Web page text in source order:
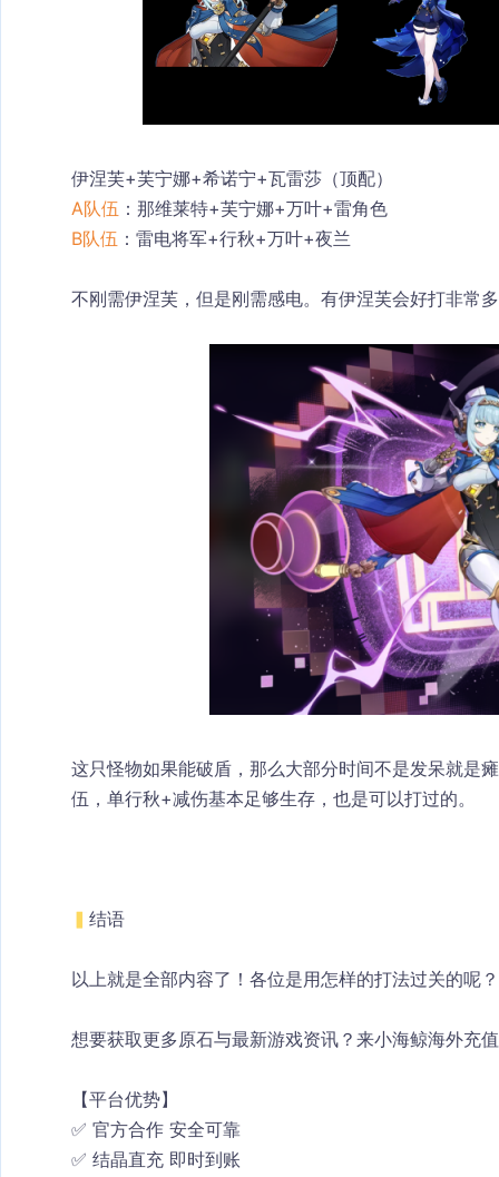
伊涅芙+芙宁娜+希诺宁+瓦雷莎（顶配）
A队伍 ：那维莱特+芙宁娜+万叶+雷角色
B队伍 ：雷电将军+行秋+万叶+夜兰
不刚需伊涅芙，但是刚需感电。有伊涅芙会好打非常
这只怪物如果能破盾，那么大部分时间不是发呆就是
伍，单行秋+减伤基本足够生存，也是可以打过的。
▍ 结语
以上就是全部内容了！各位是用怎样的打法过关的呢？
想要获取更多原石与最新游戏资讯？来小海鲸海外充
【平台优势】
✅ 官方合作 安全可靠
✅ 结晶直充 即时到账